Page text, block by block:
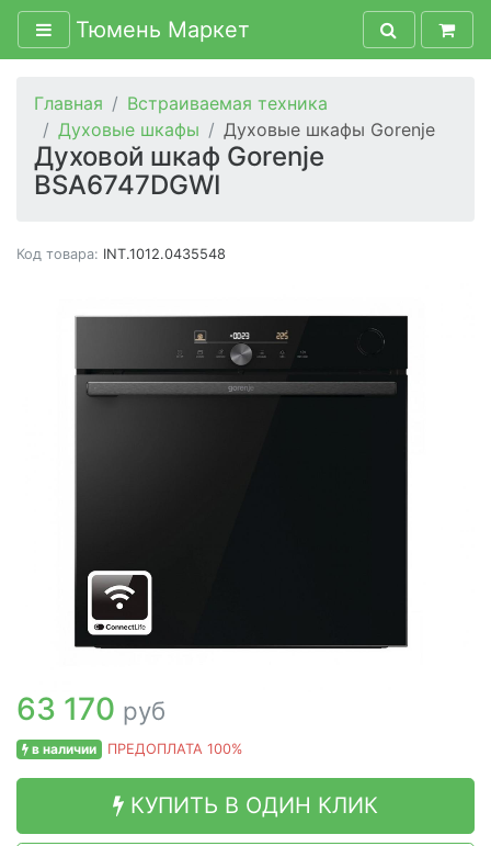
Тюмень Маркет
Главная
Встраиваемая техника
Духовые шкафы
Духовые шкафы Gorenje
Духовой шкаф Gorenje
BSA6747DGWI
Код товара: INT.1012.0435548
63 170 руб
в наличии ПРЕДОПЛАТА 100%
КУПИТЬ В ОДИН КЛИК